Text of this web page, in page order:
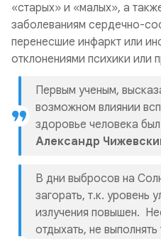
«старых» и «малых», а
заболеваниям сердечно-
перенесшие инфаркт или
отклонениями психики или
Первым ученым,
возможном влиянии
здоровье человека
Александр
В дни выбросов на
загорать, т.к. уровень
излучения повышен.
отдыхать, не